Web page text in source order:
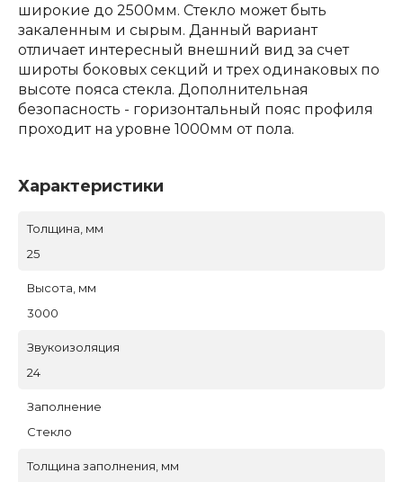
широкие до 2500мм. Стекло может быть
закаленным и сырым. Данный вариант
отличает интересный внешний вид за счет
широты боковых секций и трех одинаковых по
высоте пояса стекла. Дополнительная
безопасность - горизонтальный пояс профиля
проходит на уровне 1000мм от пола.
Характеристики
Толщина, мм
25
Высота, мм
3000
Звукоизоляция
24
Заполнение
Стекло
Толщина заполнения, мм